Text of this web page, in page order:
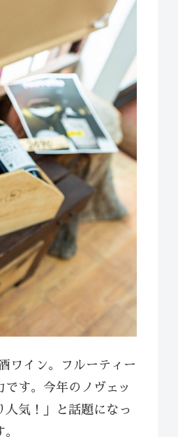
イン。フルーティー
す。今年のノヴェッ
気！」と話題になっ